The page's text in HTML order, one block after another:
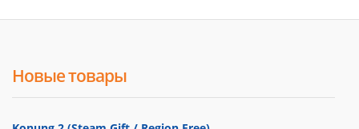
Новые товары